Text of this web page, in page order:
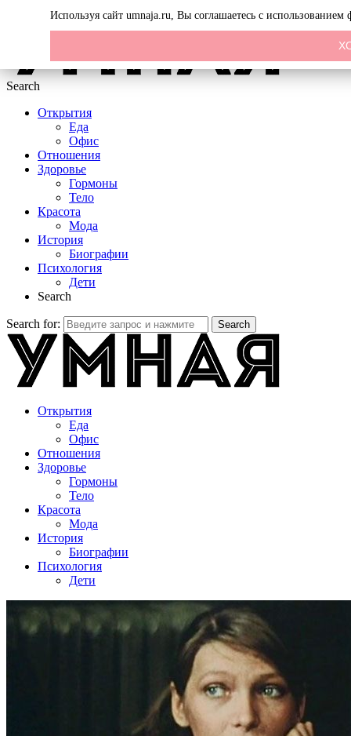
Search
Открытия
Еда
Офис
Отношения
Здоровье
Гормоны
Тело
Красота
Мода
История
Биографии
Психология
Дети
Search
Search for: Search
Открытия
Еда
Офис
Отношения
Здоровье
Гормоны
Тело
Красота
Мода
История
Биографии
Психология
Дети
Используя сайт umnaja.ru, Вы соглашаетесь с использованием